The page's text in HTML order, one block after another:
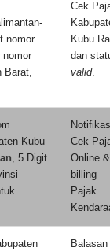
nomor
nomor
Barat,
Cek
Kubu
dan
valid.
Kubu
, 5 Digit
Cek
Online
billing
Pajak
Balasan